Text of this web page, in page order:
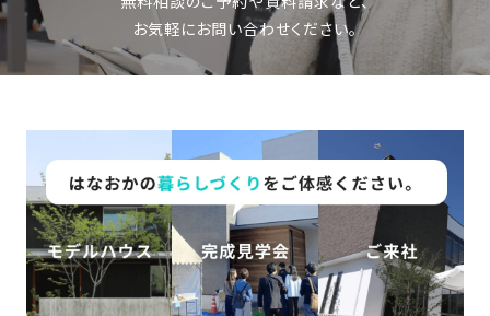
お気軽にお問い合わせください。